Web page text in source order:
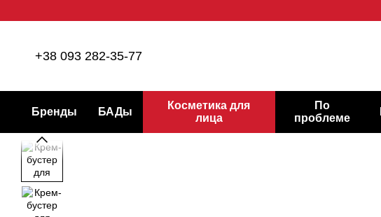
+38 093 282-35-77
Бренды БАДы
Косметика для
лица
По
проблеме